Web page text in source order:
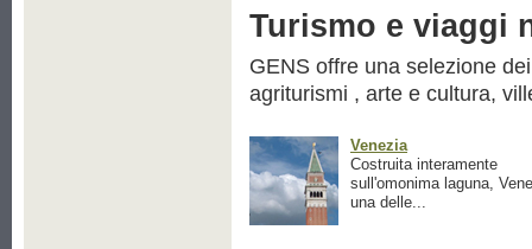
Turismo e viaggi
GENS offre una selezione
agriturismi , arte e cultura,
Venezia
Costruita interamente
sull'omonima laguna,
una delle...